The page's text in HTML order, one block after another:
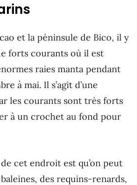
et la péninsule de Bico, il y
forts courants où il est
raies manta pendant
à mai. Il s’agit d’une
les courants sont très forts
à un crochet au fond pour
cet endroit est qu’on peut
des requins-renards,